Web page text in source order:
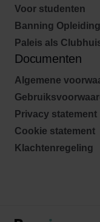
Voor studenten
Banning
Paleis als
Documenten
Algemene
Privacy statement
Cookie statement
Klachtenregeling